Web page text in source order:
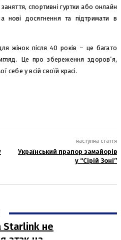
спортивні гуртки або онлайн
нові досягнення та підтримати в
жінок після 40 років – це багато
Це про збереження здоров’я,
себе у всій своїй красі.
наступна стаття
Український прапор замайорів
у “Сірій Зоні”
Starlink не